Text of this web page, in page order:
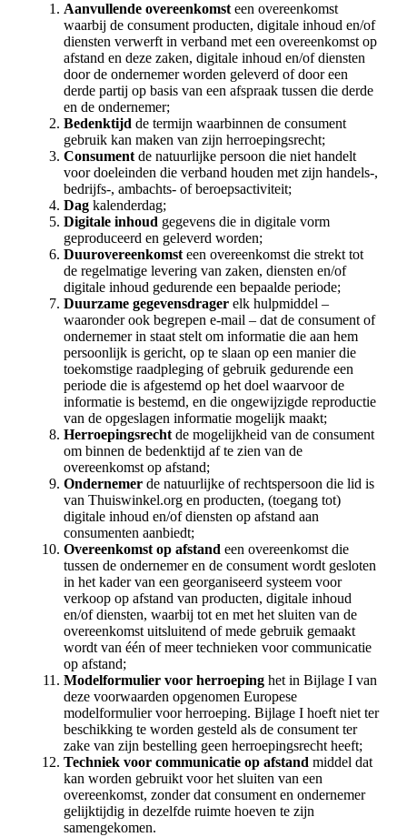
Aanvullende overeenkomsteen overeenkomst
waarbij de consument producten, digitale inhoud en/of
diensten verwerft in verband met een overeenkomst op
afstand en deze zaken, digitale inhoud en/of diensten
door de ondernemer worden geleverd of door een
derde partij op basis van een afspraak tussen die derde
en de ondernemer;
Bedenktijd de termijn waarbinnen de consument
gebruik kan maken van zijn herroepingsrecht;
Consumentde natuurlijke persoon die niet handelt
voor doeleinden die verband houden met zijn handels-,
bedrijfs-, ambachts- of beroepsactiviteit;
Dagkalenderdag;
Digitale inhoud gegevens die in digitale vorm
geproduceerd en geleverd worden;
Duurovereenkomsteen overeenkomst die strekt tot
de regelmatige levering van zaken, diensten en/of
digitale inhoud gedurende een bepaalde periode;
Duurzame gegevensdragerelk hulpmiddel –
waaronder ook begrepen e-mail – dat de consument of
ondernemer in staat stelt om informatie die aan hem
persoonlijk is gericht, op te slaan op een manier die
toekomstige raadpleging of gebruik gedurende een
periode die is afgestemd op het doel waarvoor de
informatie is bestemd, en die ongewijzigde reproductie
van de opgeslagen informatie mogelijk maakt;
Herroepingsrechtde mogelijkheid van de consument
om binnen de bedenktijd af te zien van de
overeenkomst op afstand;
Ondernemerde natuurlijke of rechtspersoon die lid is
van Thuiswinkel.org en producten, (toegang tot)
digitale inhoud en/of diensten op afstand aan
consumenten aanbiedt;
Overeenkomst op afstand een overeenkomst die
tussen de ondernemer en de consument wordt gesloten
in het kader van een georganiseerd systeem voor
verkoop op afstand van producten, digitale inhoud
en/of diensten, waarbij tot en met het sluiten van de
overeenkomst uitsluitend of mede gebruik gemaakt
wordt van één of meer technieken voor communicatie
op afstand;
Modelformulier voor herroepinghet in Bijlage I van
deze voorwaarden opgenomen Europese
modelformulier voor herroeping. Bijlage I hoeft niet ter
beschikking te worden gesteld als de consument ter
zake van zijn bestelling geen herroepingsrecht heeft;
Techniek voor communicatie op afstand middel dat
kan worden gebruikt voor het sluiten van een
overeenkomst, zonder dat consument en ondernemer
gelijktijdig in dezelfde ruimte hoeven te zijn
samengekomen.